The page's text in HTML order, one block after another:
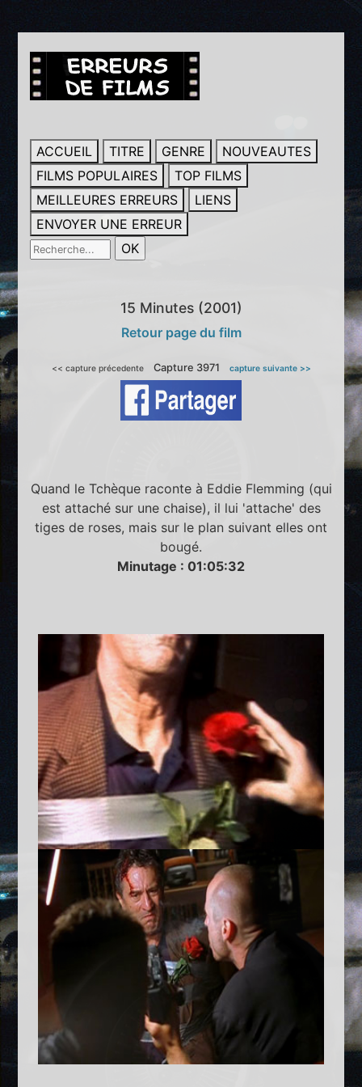
ACCUEIL TITRE GENRE
NOUVEAUTES
FILMS POPULAIRES
TOP FILMS
MEILLEURES ERREURS
LIENS
ENVOYER UNE ERREUR
15 Minutes (2001)
Retour page du film
<< capture précedente Capture 3971 capture suivante >>
Quand le Tchèque raconte à Eddie Flemming (qui
est attaché sur une chaise), il lui 'attache' des
tiges de roses, mais sur le plan suivant elles ont
bougé.
Minutage : 01:05:32